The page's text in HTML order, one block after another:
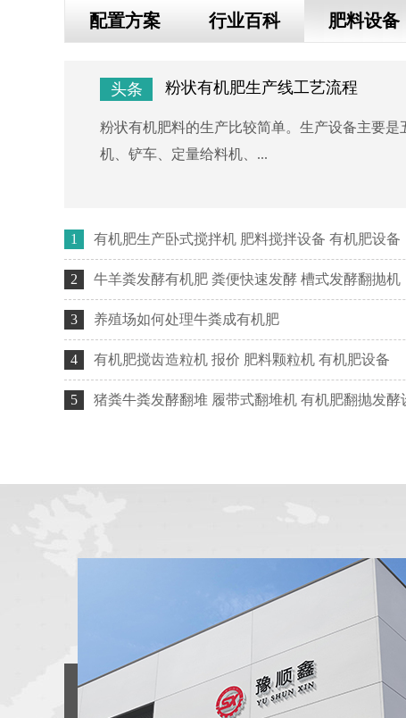
配置方案 行业百科 肥料设备
头条 粉状有机肥生产线工艺流程
粉状有机肥料的生产比较简单。生产设备主要是
机、铲车、定量给料机、...
1 有机肥生产卧式搅拌机 肥料搅拌设备 有机肥设备
2 牛羊粪发酵有机肥 粪便快速发酵 槽式发酵翻抛机
3 养殖场如何处理牛粪成有机肥
4 有机肥搅齿造粒机 报价 肥料颗粒机 有机肥设备
5 猪粪牛粪发酵翻堆 履带式翻堆机 有机肥翻抛发酵